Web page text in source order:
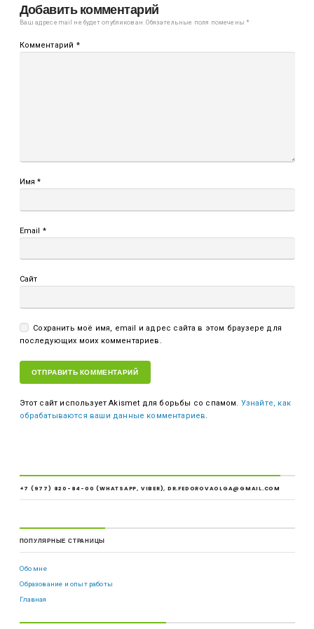
Добавить комментарий
Ваш адрес email не будет опубликован. Обязательные поля помечены*
Комментарий *
Имя*
Email *
Сайт
Сохранить моё имя, email и адрес сайта в этом браузере для
последующих моих комментариев.
Этот сайт использует Akismet для борьбы со спамом. Узнайте, как
обрабатываются ваши данные комментариев.
+7 (977) 820-84-00 (WHATSAPP, VIBER), DR.FEDOROVAOLGA@GMAIL.COM
ПОПУЛЯРНЫЕ СТРАНИЦЫ
Обо мне
Образование и опыт работы
Главная